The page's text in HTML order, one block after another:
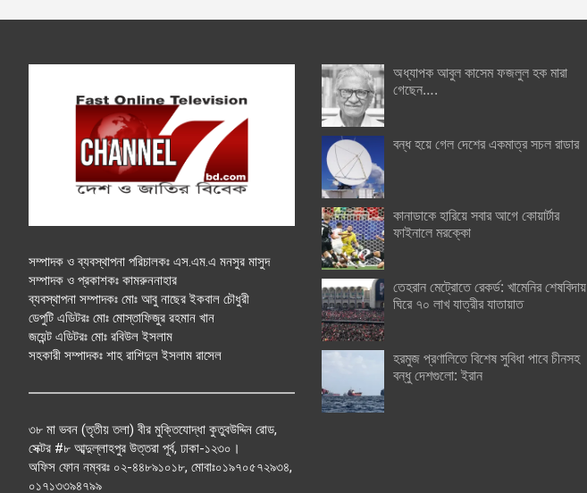
সম্পাদক ও ব্যবস্থাপনা পরিচালকঃ এস.এম.এ মনসুর মাসুদ
সম্পাদক ও প্রকাশকঃ কামরুননাহার
ব্যবস্থাপনা সম্পাদকঃ মোঃ আবু নাছের ইকবাল চৌধুরী
ডেপুটি এডিটরঃ মোঃ মোস্তাফিজুর রহমান খান
জয়েন্ট এডিটরঃ মোঃ রবিউল ইসলাম
সহকারী সম্পাদকঃ শাহ রাশিদুল ইসলাম রাসেল
৩৮ মা ভবন (তৃতীয় তলা) বীর মুক্তিযোদ্ধা কুতুবউদ্দিন রোড,
সেক্টর #৮ আব্দুল্লাহপুর উত্তরা পূর্ব, ঢাকা-১২৩০।
অফিস ফোন নম্বরঃ ০২-৪৪৮৯১০১৮, মোবাঃ০১৯৭০৫৭২৯৩৪,
০১৭১৩৩৯৪৭৯৯
অধ্যাপক আবুল কাসেম ফজলুল হক মারা
গেছেন….
বন্ধ হয়ে গেল দেশের একমাত্র সচল রাডার
কানাডাকে হারিয়ে সবার আগে কোয়ার্টার
ফাইনালে মরক্কো
তেহরান মেট্রোতে রেকর্ড: খামেনির শেষবিদায়
ঘিরে ৭০ লাখ যাত্রীর যাতায়াত
হরমুজ প্রণালিতে বিশেষ সুবিধা পাবে চীনসহ
বন্ধু দেশগুলো: ইরান